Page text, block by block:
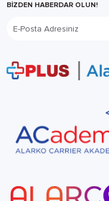
BİZDEN HABERDAR OLUN!